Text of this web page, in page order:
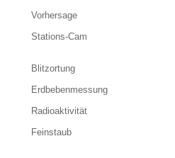
Vorhersage
Stations-Cam
Blitzortung
Erdbebenmessung
Radioaktivität
Feinstaub